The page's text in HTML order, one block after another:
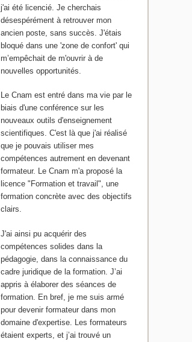
j'ai été licencié. Je cherchais
désespérément à retrouver mon
ancien poste, sans succès. J'étais
bloqué dans une 'zone de confort' qui
m’empêchait de m'ouvrir à de
nouvelles opportunités.
Le Cnam est entré dans ma vie par le
biais d'une conférence sur les
nouveaux outils d'enseignement
scientifiques. C'est là que j'ai réalisé
que je pouvais utiliser mes
compétences autrement en devenant
formateur. Le Cnam m'a proposé la
licence "Formation et travail", une
formation concrète avec des objectifs
clairs.
J'ai ainsi pu acquérir des
compétences solides dans la
pédagogie, dans la connaissance du
cadre juridique de la formation. J’ai
appris à élaborer des séances de
formation. En bref, je me suis armé
pour devenir formateur dans mon
domaine d'expertise. Les formateurs
étaient experts, et j’ai trouvé un